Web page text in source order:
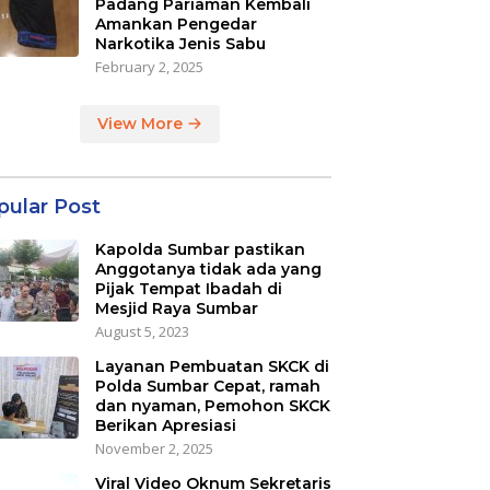
Padang Pariaman Kembali
Amankan Pengedar
Narkotika Jenis Sabu
February 2, 2025
View More
Post
Kapolda Sumbar pastikan
Anggotanya tidak ada yang
Pijak Tempat Ibadah di
Mesjid Raya Sumbar
August 5, 2023
Layanan Pembuatan SKCK di
Polda Sumbar Cepat, ramah
dan nyaman, Pemohon SKCK
Berikan Apresiasi
November 2, 2025
Viral Video Oknum Sekretaris